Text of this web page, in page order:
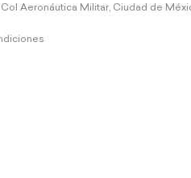
Col Aeronáutica Militar, Ciudad de